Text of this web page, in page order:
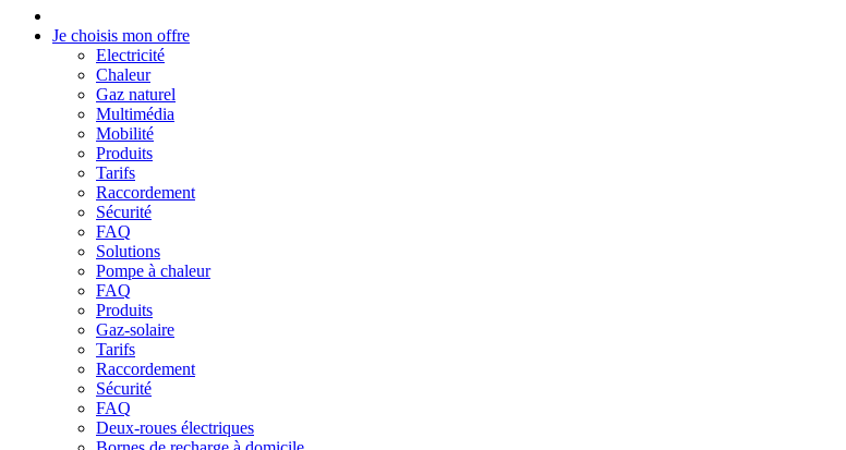
Je choisis mon offre
Electricité
Chaleur
Gaz naturel
Multimédia
Mobilité
Produits
Tarifs
Raccordement
Sécurité
FAQ
Solutions
Pompe à chaleur
FAQ
Produits
Gaz-solaire
Tarifs
Raccordement
Sécurité
FAQ
Deux-roues électriques